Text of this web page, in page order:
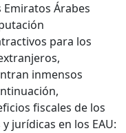
Árabes
para los
inmensos
fiscales de los
jurídicas en los EAU: